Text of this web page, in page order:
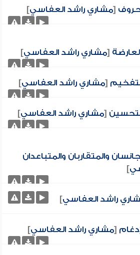
[مشاري راشد العفاسي]
[مشاري راشد العفاسي]
[مشاري راشد العفاسي]
[مشاري راشد العفاسي]
والمتقاربان والمتباعدان
]
راشد العفاسي]
[مشاري راشد العفاسي]